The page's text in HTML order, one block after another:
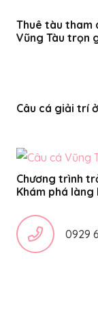
Thuê tàu tham
Vũng Tàu trọn
Câu cá giải trí
Chương trình
Khám phá làng
0929